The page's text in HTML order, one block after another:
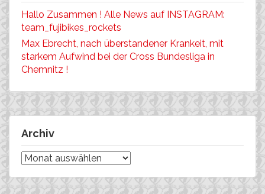
Hallo Zusammen ! Alle News auf INSTAGRAM:
team_fujibikes_rockets
Max Ebrecht, nach überstandener Krankeit, mit
starkem Aufwind bei der Cross Bundesliga in
Chemnitz !
Archiv
Archiv